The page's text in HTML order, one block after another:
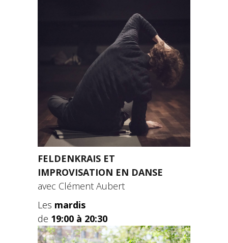
FELDENKRAIS ET
IMPROVISATION EN DANSE
avec Clément Aubert
Les mardis
de 19:00 à 20:30